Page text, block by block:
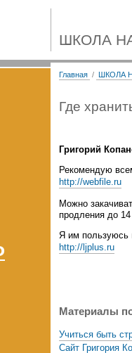
ШКОЛА
Главная / ШКОЛА
Где
Григорий
Рекомендую
http://webfile.ru
Можно
продления до
Я им пользуюсь
http://ljplus.ru
Материалы
Учиться быть
Сайт Григория